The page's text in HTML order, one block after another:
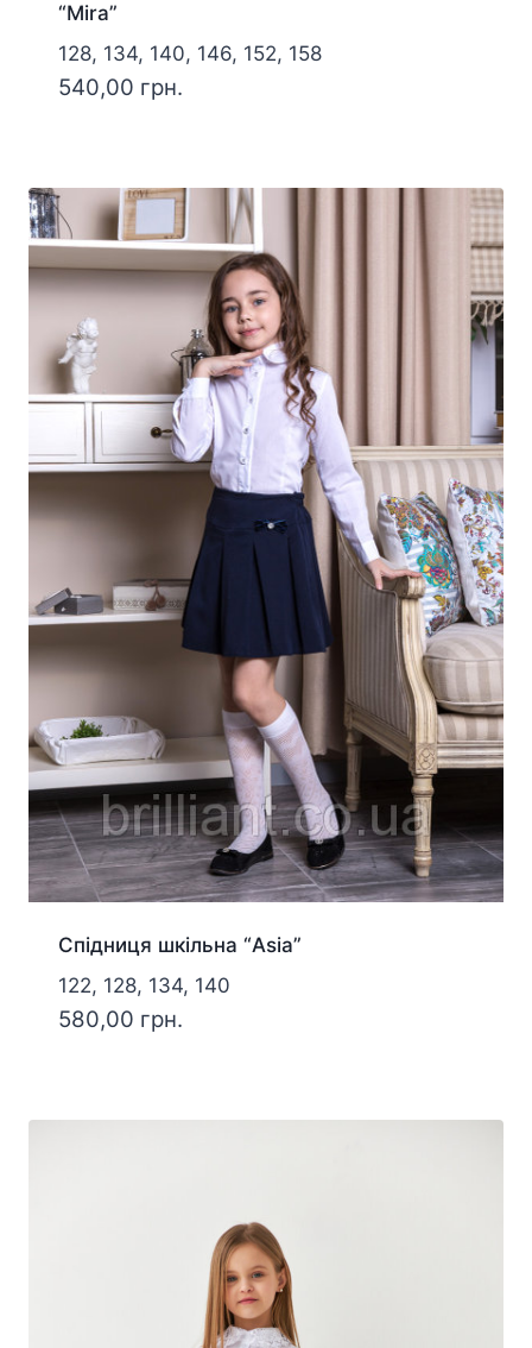
“Mira”
128, 134, 140, 146, 152, 158
540,00 грн.
Спідниця шкільна “Asia”
122, 128, 134, 140
580,00 грн.